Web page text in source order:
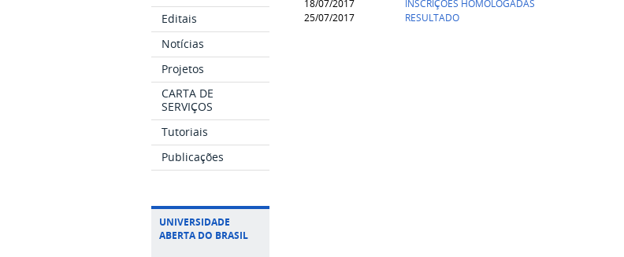
Editais
Notícias
Projetos
CARTA DE
SERVIÇOS
Tutoriais
Publicações
UNIVERSIDADE
ABERTA DO BRASIL
18/07/2017
INSCRIÇÕES HOMOLOGADAS
25/07/2017
RESULTADO